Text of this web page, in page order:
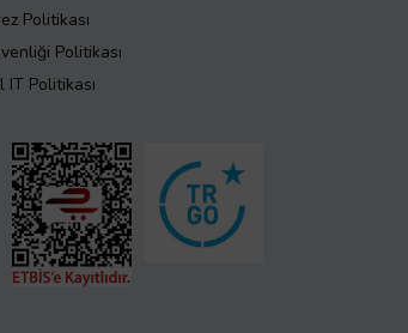
Politikası
Politikası
IT Politikası